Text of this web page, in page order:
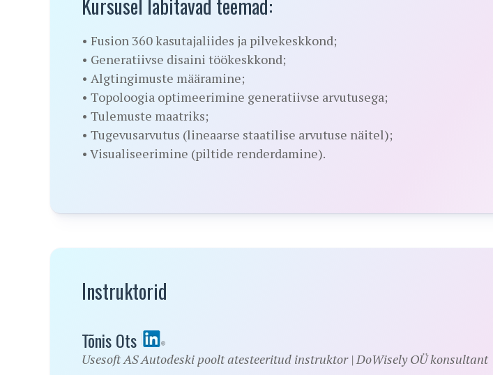
Kursusel läbitavad teemad:
• Fusion 360 kasutajaliides ja pilvekeskkond;
• Generatiivse disaini töökeskkond;
• Algtingimuste määramine;
• Topoloogia optimeerimine generatiivse arvutusega;
• Tulemuste maatriks;
• Tugevusarvutus (lineaarse staatilise arvutuse näitel);
• Visualiseerimine (piltide renderdamine).
Instruktorid
Tõnis Ots
Usesoft AS Autodeski poolt atesteeritud instruktor | DoWisely OÜ konsultant